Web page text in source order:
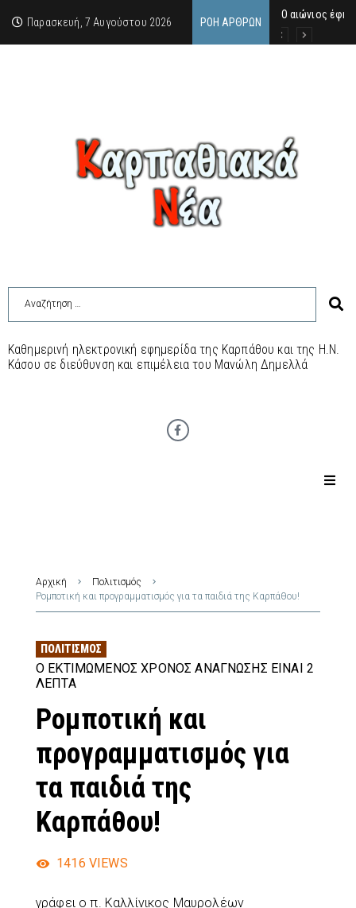
Παρασκευή, 7 Αυγούστου 2026 ΡΟΉ ΆΡΘΡΩΝ
Ο αιώνιος
Δικαστική
Άμεση
Καθημερινή ηλεκτρονική εφημερίδα της Καρπάθου και της Η.Ν.
Κάσου σε διεύθυνση και επιμέλεια του Μανώλη Δημελλά
Αρχική
Πολιτισμός
Ρομποτική και προγραμματισμός για τα παιδιά της Καρπάθου!
ΠΟΛΙΤΙΣΜΌΣ
Ο ΕΚΤΙΜΏΜΕΝΟΣ ΧΡΌΝΟΣ ΑΝΆΓΝΩΣΗΣ ΕΊΝΑΙ 2
ΛΕΠΤΆ
Ρομποτική και
προγραμματισμός για
τα παιδιά της
Καρπάθου!
1416 VIEWS
γράφει ο π. Καλλίνικος Μαυρολέων